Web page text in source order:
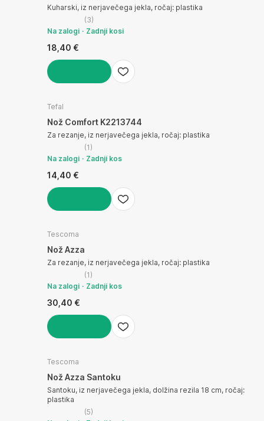
Kuharski, iz nerjavečega jekla, ročaj: plastika
(3)
Na zalogi
Zadnji kosi
18,40 €
Tefal
Nož Comfort K2213744
Za rezanje, iz nerjavečega jekla, ročaj: plastika
(1 )
Na zalogi
Zadnji kos
14,40 €
Tescoma
Nož Azza
Za rezanje, iz nerjavečega jekla, ročaj: plastika
(1 )
Na zalogi
Zadnji kos
30,40 €
Tescoma
Nož Azza Santoku
Santoku, iz nerjavečega jekla, dolžina rezila 18 cm, ročaj:
plastika
(5)